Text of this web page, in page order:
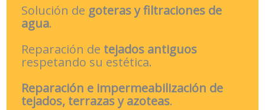
Solución de goteras y filtraciones de
agua.
Reparación de tejados antiguos
respetando su estética.
Reparación e impermeabilización de
tejados, terrazas y azoteas.